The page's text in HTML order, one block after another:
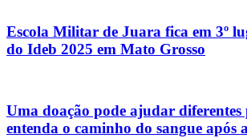
Escola Militar de Juara fica em 3º
do Ideb 2025 em Mato Grosso
Uma doação pode ajudar diferentes
entenda o caminho do sangue após